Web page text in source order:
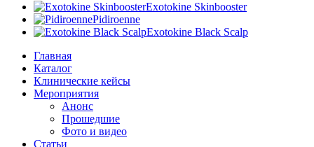
Exotokine Skinbooster
Pidiroenne
Exotokine Black Scalp
Главная
Каталог
Клинические кейсы
Мероприятия
Анонс
Прошедшие
Фото и видео
Статьи